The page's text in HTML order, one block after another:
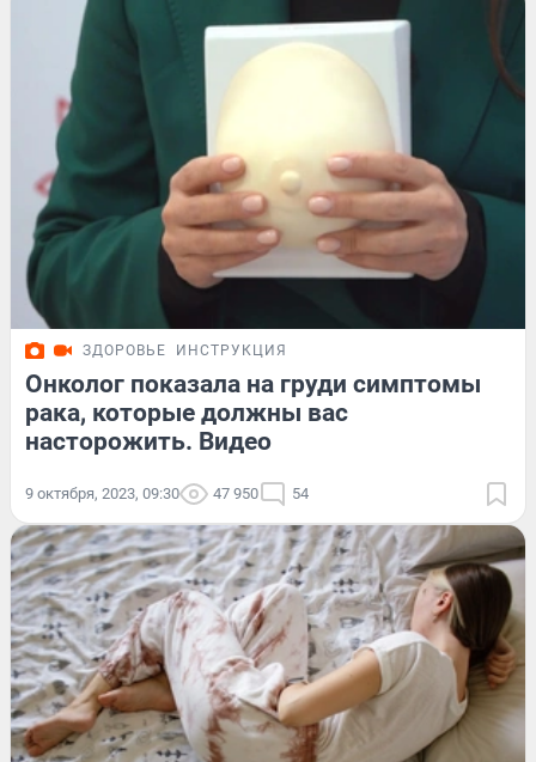
ЗДОРОВЬЕ ИНСТРУКЦИЯ
Онколог показала на груди симптомы
рака, которые должны вас
насторожить. Видео
9 октября, 2023, 09:30 47 950 54